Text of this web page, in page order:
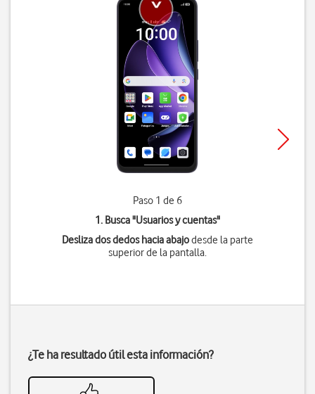
Paso 1 de 6
1. Busca "Usuarios y cuentas"
Desliza dos dedos hacia abajodesde la parte
superior de la pantalla.
¿Te ha resultado útil esta información?